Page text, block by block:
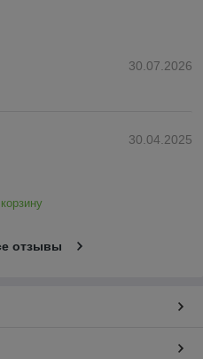
30.07.2026
30.04.2025
отзывы